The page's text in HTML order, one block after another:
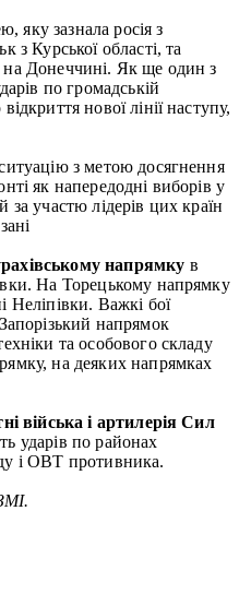
яку зазнала росія з
з Курської області, та
на Донеччині. Як ще один з
по громадській
нової лінії наступу,
з метою досягнення
як напередодні виборів у
участю лідерів цих країн
напрямку в
На Торецькому напрямку
Неліпівки. Важкі бої
напрямок
та особового складу
на деяких напрямках
війська і артилерія Сил
ударів по районах
і ОВТ противника.